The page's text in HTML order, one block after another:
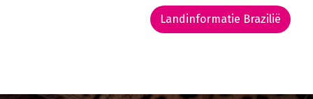
Landinformatie Brazilië